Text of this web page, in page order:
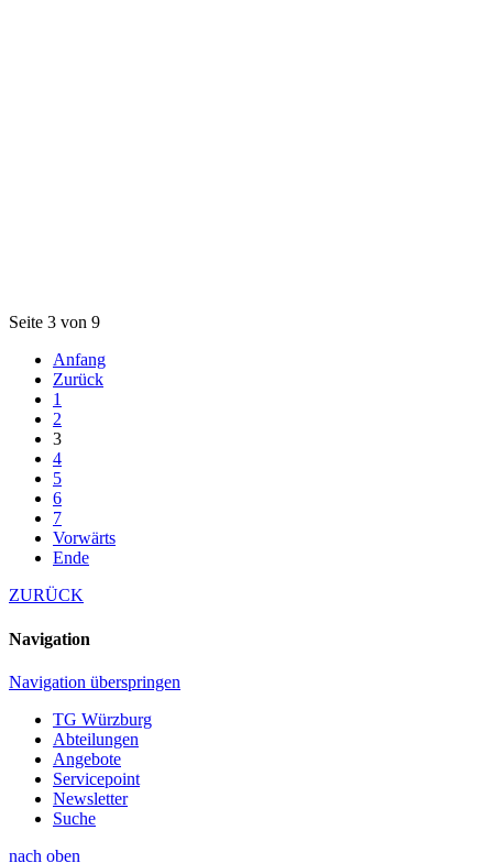
Seite 3 von 9
Anfang
Zurück
1
2
3
4
5
6
7
Vorwärts
Ende
ZURÜCK
Navigation
Navigation überspringen
TG Würzburg
Abteilungen
Angebote
Servicepoint
Newsletter
Suche
nach oben